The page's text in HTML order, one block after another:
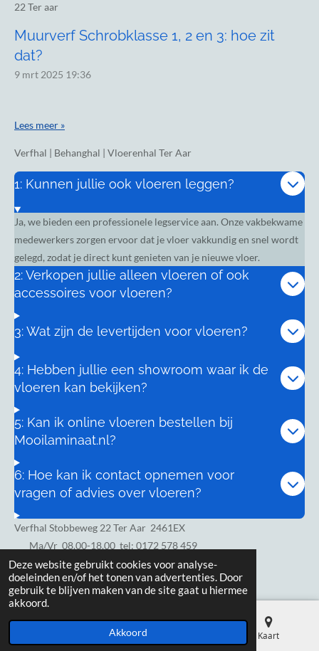
Deze website gebruikt cookies voor analyse-
doeleinden en/of het tonen van advertenties. Door
gebruik te blijven maken van de site gaat u hiermee
akkoord.
Akkoord
22 Ter aar
Muurverf Schrobklasse 1, 2 en 3: hoe zit
dat?
9 mrt 2025 19:36
Lees meer »
Verfhal | Behanghal | Vloerenhal Ter Aar
1: Kunnen jullie ook vloeren leggen?
Ja, we bieden een professionele legservice aan. Onze vakbekwame
medewerkers zorgen ervoor dat je vloer vakkundig en snel wordt
gelegd, zodat je direct kunt genieten van je nieuwe vloer.
2: Verkopen jullie alleen vloeren of ook
accessoires voor vloeren?
3: Wat zijn de levertijden voor vloeren?
4: Hebben jullie een showroom waar ik de
vloeren kan bekijken?
5: Kan ik online vloeren bestellen bij
Mooilaminaat.nl?
6: Hoe kan ik contact opnemen voor
vragen of advies over vloeren?
Verfhal Stobbeweg 22 Ter Aar 2461EX
Ma/Vr 08.00-18.00 tel: 0172 578 459
Zaterdag 8.00-17.00
Telefoonnummer Kaart